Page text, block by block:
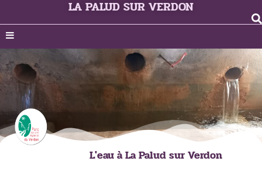
LA PALUD SUR VERDON
L'eau à La Palud sur Verdon